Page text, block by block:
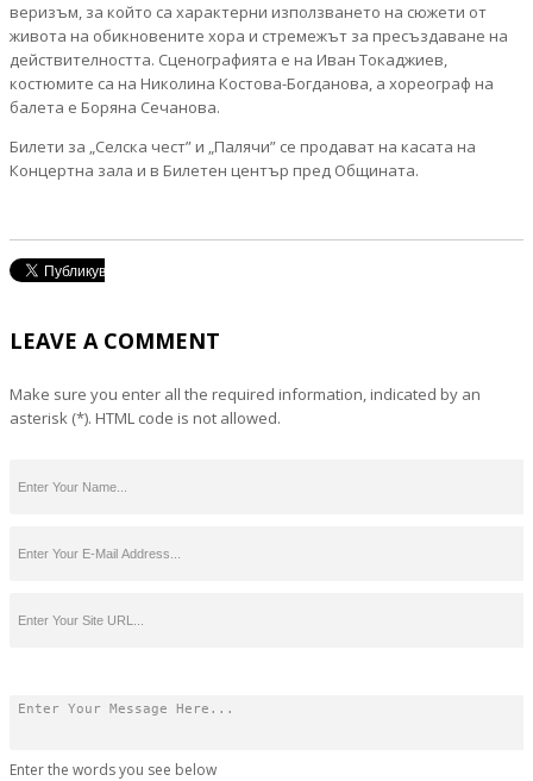
веризъм, за който са характерни използването на сюжети от
живота на обикновените хора и стремежът за пресъздаване на
действителността. Сценографията е на Иван Токаджиев,
костюмите са на Николина Костова-Богданова, а хореограф на
балета е Боряна Сечанова.
Билети за „Селска чест” и „Палячи” се продават на касата на
Концертна зала и в Билетен център пред Общината.
LEAVE A COMMENT
Make sure you enter all the required information, indicated by an
asterisk (*). HTML code is not allowed.
Enter the words you see below